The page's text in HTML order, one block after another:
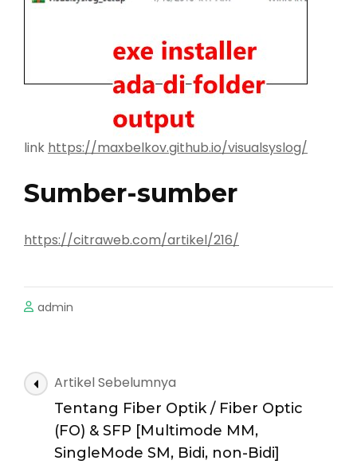
link https://maxbelkov.github.io/visualsyslog/
Sumber-sumber
https://citraweb.com/artikel/216/
admin
Navigasi
Artikel
Artikel Sebelumnya
Tentang Fiber Optik / Fiber Optic
(FO) & SFP [Multimode MM,
SingleMode SM, Bidi, non-Bidi]